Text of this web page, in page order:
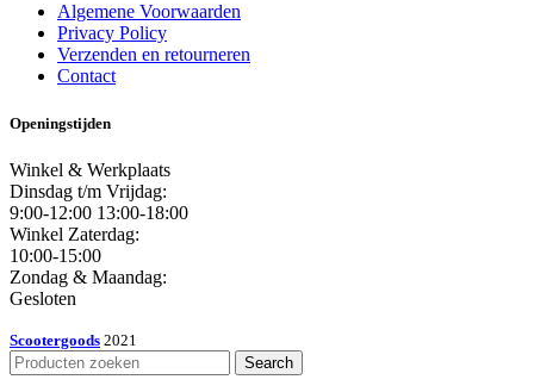
Algemene Voorwaarden
Privacy Policy
Verzenden en retourneren
Contact
Openingstijden
Winkel & Werkplaats
Dinsdag t/m Vrijdag:
9:00-12:00 13:00-18:00
Winkel Zaterdag:
10:00-15:00
Zondag & Maandag:
Gesloten
Scootergoods 2021
Search